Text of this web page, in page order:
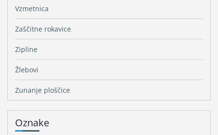
Vzmetnica
Zaščitne rokavice
Zipline
Žlebovi
Zunanje ploščice
Oznake